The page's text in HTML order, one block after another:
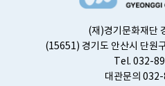
(재)경기문화재단
(15651) 경기도 안산시 단원
Tel. 032-
대관문의